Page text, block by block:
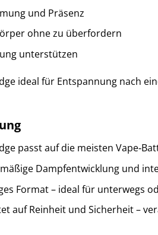
und Präsenz
ohne zu überfordern
unterstützen
ideal für Entspannung nach
passt auf die meisten
Dampfentwicklung und
Format – ideal für unterwegs
auf Reinheit und Sicherheit –